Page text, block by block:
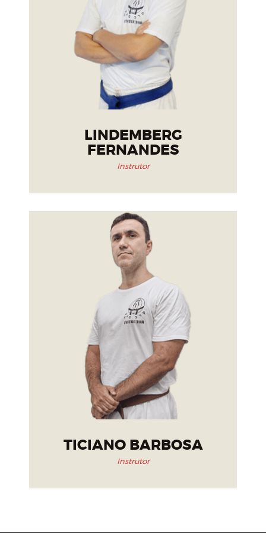
LINDEMBERG
FERNANDES
Instrutor
TICIANO BARBOSA
Instrutor